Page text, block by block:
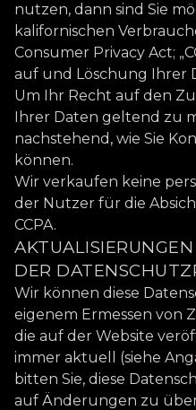
nutzen, dann sind Sie
kalifornischen
Consumer Privacy Act;
auf und Löschung Ihrer
Um Ihr Recht auf den
Ihrer Daten geltend zu
nachstehend, wie Sie
können.
Wir verkaufen keine
der Nutzer für die
CCPA.
DER
Wir können diese
eigenem Ermessen von
die auf der Website
immer aktuell (siehe
bitten Sie, diese
auf Änderungen zu